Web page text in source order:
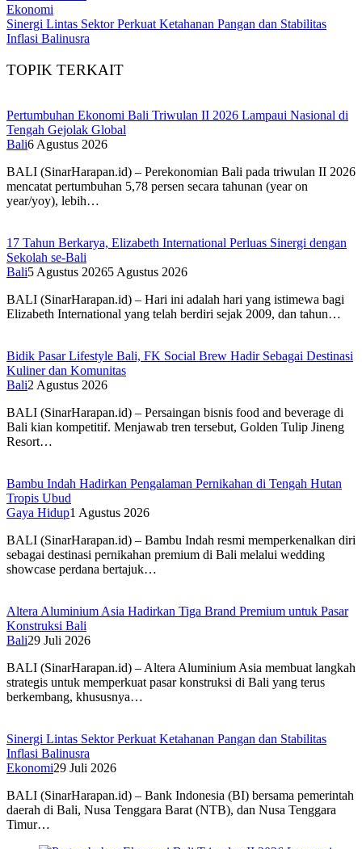
Ekonomi
Sinergi Lintas Sektor Perkuat Ketahanan Pangan dan Stabilitas
Inflasi Balinusra
TOPIK TERKAIT
Pertumbuhan Ekonomi Bali Triwulan II 2026 Lampaui Nasional di
Tengah Gejolak Global
Bali6 Agustus 2026
BALI (SinarHarapan.id) – Perekonomian Bali pada triwulan II 2026
mencatat pertumbuhan 5,78 persen secara tahunan (year on
year/yoy), lebih…
17 Tahun Berkarya, Elizabeth International Perluas Sinergi dengan
Sekolah se-Bali
Bali5 Agustus 20265 Agustus 2026
BALI (SinarHarapan.id) – Hari ini adalah hari yang istimewa bagi
Elizabeth International yang telah berdiri sejak 2009, dan tahun…
Bidik Pasar Lifestyle Bali, FK Social Brew Hadir Sebagai Destinasi
Kuliner dan Komunitas
Bali2 Agustus 2026
BALI (SinarHarapan.id) – Persaingan bisnis food and beverage di
Bali kian kompetitif. Menjawab tren tersebut, Golden Tulip Jineng
Resort…
Bambu Indah Hadirkan Pengalaman Pernikahan di Tengah Hutan
Tropis Ubud
Gaya Hidup1 Agustus 2026
BALI (SinarHarapan.id) – Bambu Indah resmi memperkenalkan diri
sebagai destinasi pernikahan premium di Bali melalui wedding
showcase perdana bertajuk…
Altera Aluminium Asia Hadirkan Tiga Brand Premium untuk Pasar
Konstruksi Bali
Bali29 Juli 2026
BALI (SinarHarapan.id) – Altera Aluminium Asia membuat langkah
strategis untuk memperkuat pasar konstruksi di Bali yang terus
berkembang, khususnya…
Sinergi Lintas Sektor Perkuat Ketahanan Pangan dan Stabilitas
Inflasi Balinusra
Ekonomi29 Juli 2026
BALI (SinarHarapan.id) – Bank Indonesia (BI) bersama pemerintah
daerah di Bali, Nusa Tenggara Barat (NTB), dan Nusa Tenggara
Timur…